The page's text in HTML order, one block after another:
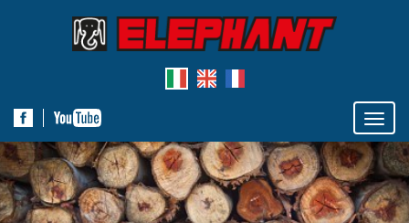
Toggle
IMPIANTI DI
SOLLEVAMENTO